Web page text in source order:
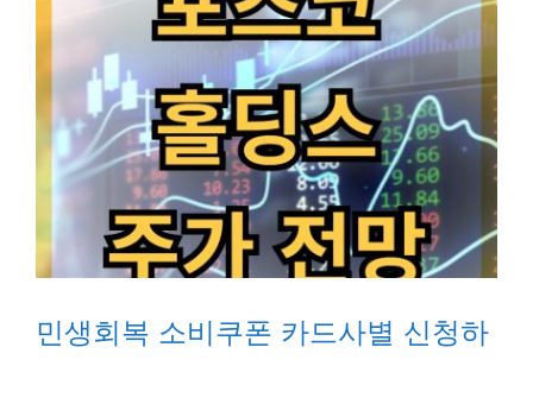
민생회복 소비쿠폰 카드사별 신청하